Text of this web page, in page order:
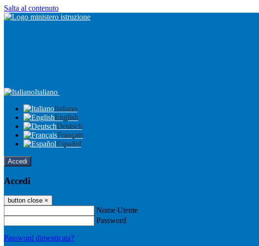
Salta al contenuto
Italiano
Italiano
English
Deutsch
Français
Español
Accedi
Accedi
button close ×
Nome Utente
Password
Password dimenticata?